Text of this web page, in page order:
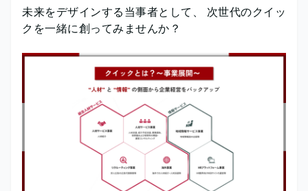
未来をデザインする当事者として、 次世代のクイッ
クを一緒に創ってみませんか？